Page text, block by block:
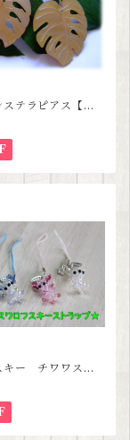
ステラピアス【ハ
エリー】SALE
キー チワワスト
種類セットセー